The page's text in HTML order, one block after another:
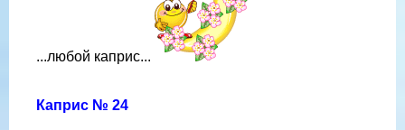
...любой каприс...
Каприс № 24